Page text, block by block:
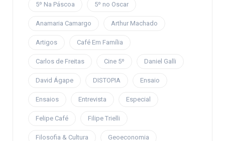
5º Na Páscoa 5º no Oscar
Anamaria Camargo Arthur Machado
Artigos Café Em Família
Carlos de Freitas Cine 5º Daniel Galli
David Ágape DISTOPIA Ensaio
Ensaios Entrevista Especial
Felipe Café Filipe Trielli
Filosofia & Cultura Geoeconomia